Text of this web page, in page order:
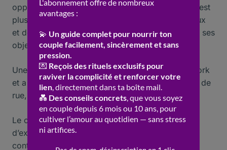
opportunités decarrière. En étant célibataire, il est
plus facile de se lancer dans des projets ambitieux
et de prendre des risques calculés pour atteindre ses
objectifs .
Une fois, un ami a décidé de partir seul à New York
et a découvert une passion pour la photographie de
rue, une aventure qui a changé sa vie .
Le célibat offre souvent la liberté de voyager et
d’explorer de nouveaux horizons sans les
contraintes d’une relation, et pour ceux qui